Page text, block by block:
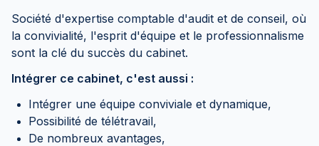
Société d'expertise comptable d'audit et de conseil, où
la convivialité, l'esprit d'équipe et le professionnalisme
sont la clé du succès du cabinet.
Intégrer ce cabinet, c'est aussi :
Intégrer une équipe conviviale et dynamique,
Possibilité de télétravail,
De nombreux avantages,